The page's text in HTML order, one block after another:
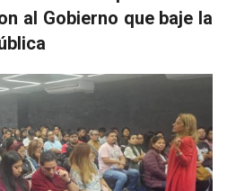
al Gobierno que baje la